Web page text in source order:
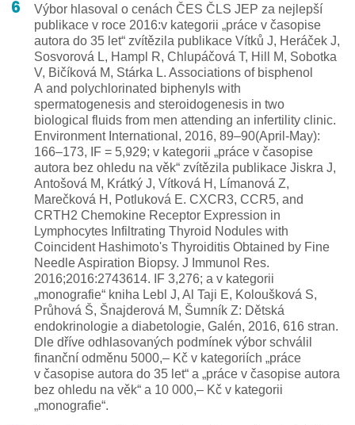
Výbor hlasoval o cenách ČES ČLS JEP za nejlepší
publikace v roce 2016:v kategorii „práce v časopise
autora do 35 let“ zvítězila publikace Vítků J, Heráček J,
Sosvorová L, Hampl R, Chlupáčová T, Hill M, Sobotka
V, Bičíková M, Stárka L. Associations of bisphenol
A and polychlorinated biphenyls with
spermatogenesis and steroidogenesis in two
biological fluids from men attending an infertility clinic.
Environment International, 2016, 89–90(April-May):
166–173, IF = 5,929; v kategorii „práce v časopise
autora bez ohledu na věk“ zvítězila publikace Jiskra J,
Antošová M, Krátký J, Vítková H, Límanová Z,
Marečková H, Potluková E. CXCR3, CCR5, and
CRTH2 Chemokine Receptor Expression in
Lymphocytes Infiltrating Thyroid Nodules with
Coincident Hashimoto's Thy­roiditis Obtained by Fine
Needle Aspiration Biopsy. J Immunol Res.
2016;2016:2743614. IF 3,276; a v kategorii
„monografie“ kniha Lebl J, Al Taji E, Koloušková S,
Průhová Š, Šnajderová M, Šumník Z: Dětská
endokrinologie a diabetologie, Galén, 2016, 616 stran.
Dle dříve odhlasovaných podmínek výbor schválil
finanční odměnu 5000,– Kč v kategoriích „práce
v časopise autora do 35 let“ a „práce v časopise autora
bez ohledu na věk“ a 10 000,– Kč v kategorii
„monografie“.